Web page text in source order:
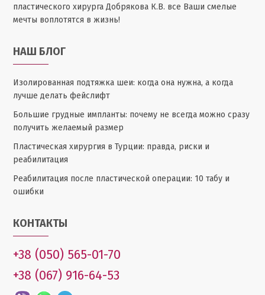
пластического хирурга Добрякова К.В. все Ваши смелые
мечты воплотятся в жизнь!
НАШ БЛОГ
Изолированная подтяжка шеи: когда она нужна, а когда
лучше делать фейслифт
Большие грудные импланты: почему не всегда можно сразу
получить желаемый размер
Пластическая хирургия в Турции: правда, риски и
реабилитация
Реабилитация после пластической операции: 10 табу и
ошибки
КОНТАКТЫ
+38 (050) 565-01-70
+38 (067) 916-64-53